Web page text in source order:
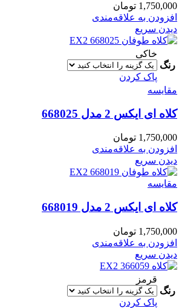
1,750,000 تومان
افزودن به علاقه‌مندی
دیدن سریع
رنگ
خاکی
پاک کردن
مقایسه
کلاه ای ایکس 2 مدل 668025
1,750,000 تومان
افزودن به علاقه‌مندی
دیدن سریع
مقایسه
کلاه ای ایکس 2 مدل 668019
1,750,000 تومان
افزودن به علاقه‌مندی
دیدن سریع
رنگ
قرمز
پاک کردن